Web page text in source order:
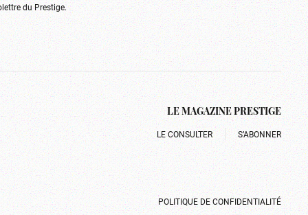
du Prestige.
LE MAGAZINE PRESTIGE
LE CONSULTER S’ABONNER
POLITIQUE DE CONFIDENTIALITÉ